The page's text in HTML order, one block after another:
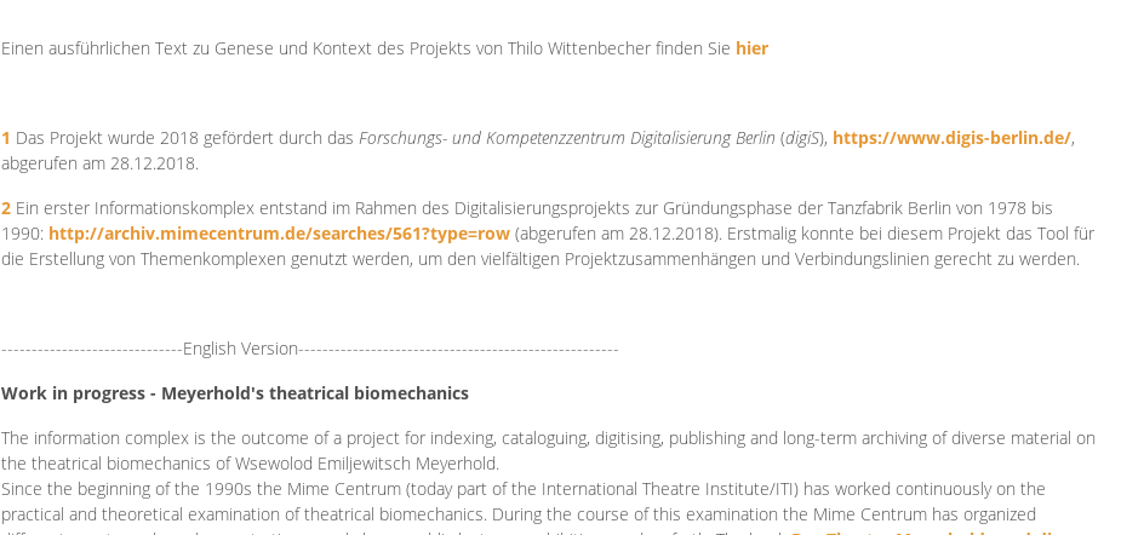
Einen ausführlichen Text zu Genese und Kontext des Projekts von Thilo Wittenbecher finden Sie hier
1 Das Projekt wurde 2018 gefördert durch das Forschungs- und Kompetenzzentrum DigitalisierungBerlin (digiS), https://www.digis-berlin.de/,
abgerufen am 28.12.2018.
2 Ein erster Informationskomplex entstand im Rahmen des Digitalisierungsprojekts zur Gründungsphase der Tanzfabrik Berlin von 1978 bis
1990: http://archiv.mimecentrum.de/searches/561?type=row (abgerufen am 28.12.2018). Erstmalig konnte bei diesem Projekt das Tool für
die Erstellung von Themenkomplexen genutzt werden, um den vielfältigen Projektzusammenhängen und Verbindungslinien gerecht zu werden.
------------------------------English Version-----------------------------------------------------
Work in progress - Meyerhold's theatrical biomechanics
The information complex is the outcome of a project for indexing, cataloguing, digitising, publishing and long-term archiving of diverse material on
the theatrical biomechanics of Wsewolod Emiljewitsch Meyerhold.
Since the beginning of the 1990s the Mime Centrum (today part of the International Theatre Institute/ITI) has worked continuously on the
practical and theoretical examination of theatrical biomechanics. During the course of this examination the Mime Centrum has organized